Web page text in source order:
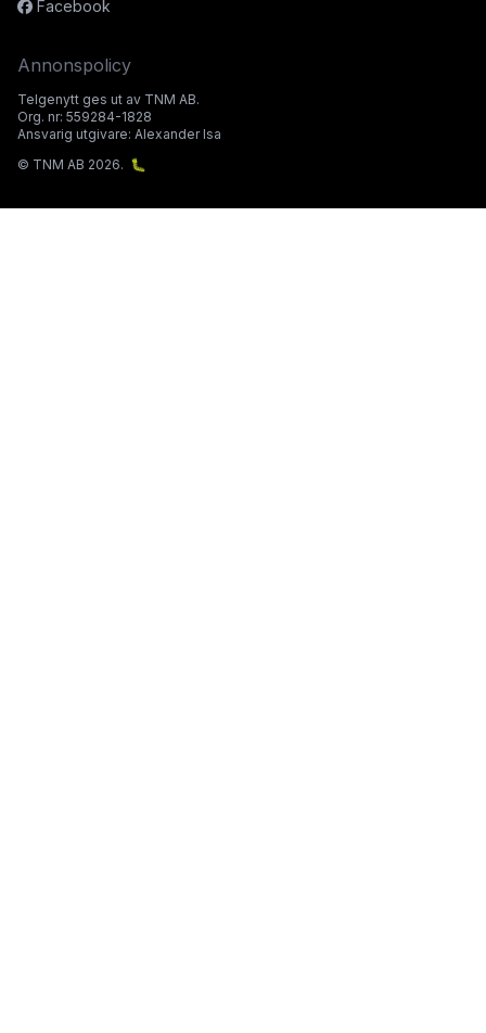
Facebook
Annonspolicy
Telgenytt ges ut av TNM AB.
Org. nr: 559284-1828
Ansvarig utgivare: Alexander Isa
© TNM AB 2026. 🐛